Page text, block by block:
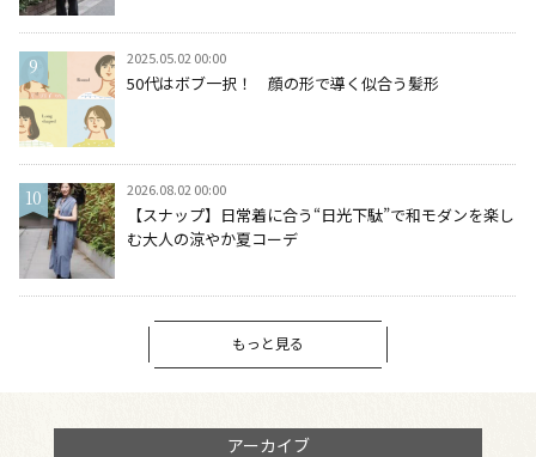
2025.05.02 00:00
50代はボブ一択！ 顔の形で導く似合う髪形
2026.08.02 00:00
【スナップ】日常着に合う“日光下駄”で和モダンを楽し
む大人の涼やか夏コーデ
もっと見る
アーカイブ